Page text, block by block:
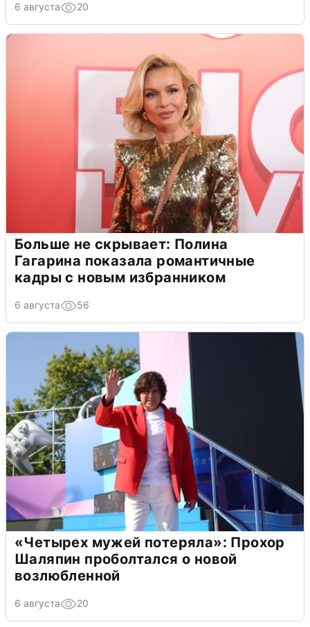
6 августа 20
Больше не скрывает: Полина
Гагарина показала романтичные
кадры с новым избранником
6 августа 56
«Четырех мужей потеряла»: Прохор
Шаляпин проболтался о новой
возлюбленной
6 августа 20